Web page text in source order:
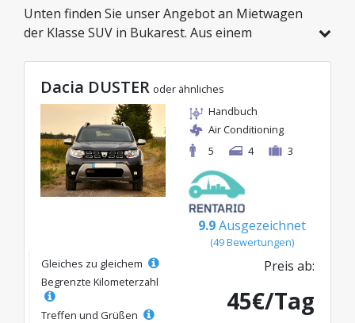
Unten finden Sie unser Angebot an Mietwagen
der Klasse SUV in Bukarest. Aus einem
aus der gewählten Kategorie wählen, mit
attraktiven Preisen ab nur 29€/Tag.
Dacia DUSTER oder ähnliches
Handbuch
Air Conditioning
5
4 3
9.9Ausgezeichnet
(49 Bewertungen)
Gleiches zu gleichem
Begrenzte Kilometerzahl
Treffen und Grüßen
Preis ab:
45€/Tag